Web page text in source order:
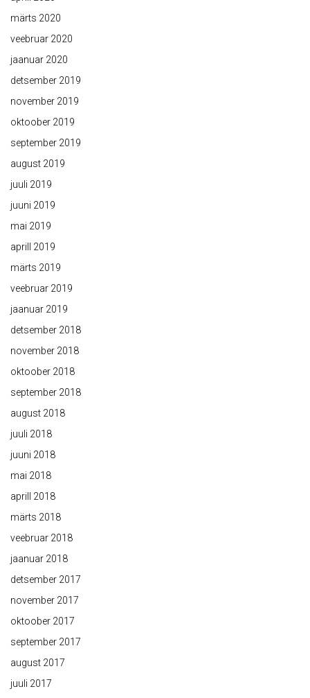
märts 2020
veebruar 2020
jaanuar 2020
detsember 2019
november 2019
oktoober 2019
september 2019
august 2019
juuli 2019
juuni 2019
mai 2019
aprill 2019
märts 2019
veebruar 2019
jaanuar 2019
detsember 2018
november 2018
oktoober 2018
september 2018
august 2018
juuli 2018
juuni 2018
mai 2018
aprill 2018
märts 2018
veebruar 2018
jaanuar 2018
detsember 2017
november 2017
oktoober 2017
september 2017
august 2017
juuli 2017